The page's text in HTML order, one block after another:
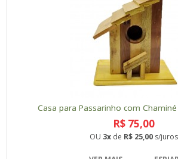
Casa para Passarinho com
R$ 75,00
OU 3x de R$ 25,00 s/juros